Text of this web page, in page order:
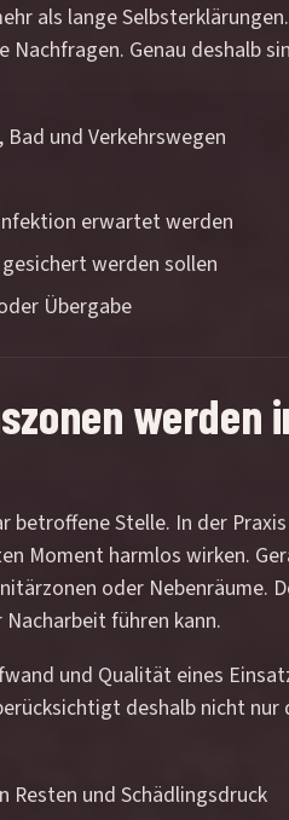
als lange
Genau deshalb
und Verkehrswegen
erwartet werden
werden sollen
Übergabe
werden
betroffene Stelle. In der
Moment harmlos wirken.
oder Nebenräume.
führen kann.
und Qualität eines
deshalb nicht
Resten und Schädlingsdruck